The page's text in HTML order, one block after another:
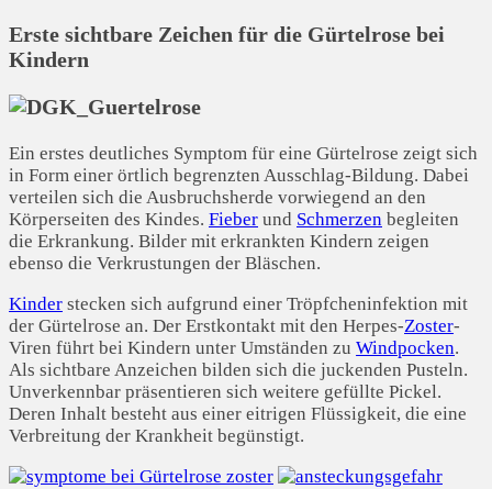
Erste sichtbare Zeichen für die Gürtelrose bei
Kindern
Ein erstes deutliches Symptom für eine Gürtelrose zeigt sich
in Form einer örtlich begrenzten Ausschlag-Bildung. Dabei
verteilen sich die Ausbruchsherde vorwiegend an den
Körperseiten des Kindes. Fieber und Schmerzen begleiten
die Erkrankung. Bilder mit erkrankten Kindern zeigen
ebenso die Verkrustungen der Bläschen.
Kinder stecken sich aufgrund einer Tröpfcheninfektion mit
der Gürtelrose an. Der Erstkontakt mit den Herpes-Zoster-
Viren führt bei Kindern unter Umständen zu Windpocken.
Als sichtbare Anzeichen bilden sich die juckenden Pusteln.
Unverkennbar präsentieren sich weitere gefüllte Pickel.
Deren Inhalt besteht aus einer eitrigen Flüssigkeit, die eine
Verbreitung der Krankheit begünstigt.